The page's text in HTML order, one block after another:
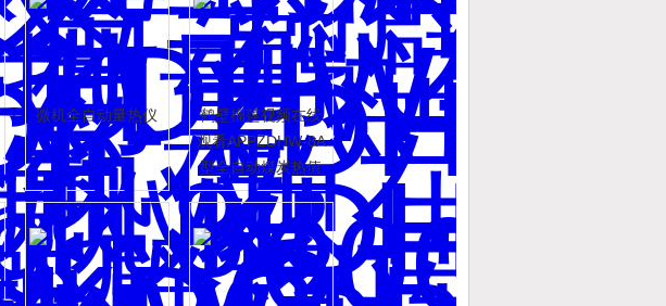
微机全自动量热仪
鹤壁榴莲视频在线
观看APPZDHW-8A
型全自动煤炭热值
大卡仪